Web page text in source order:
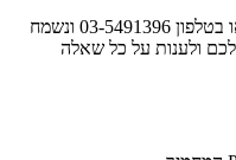
כמובן! אתם מוזמנים לפנות אלינו במייל או בטלפון 03-5491396 ונשמח
ולענות על כל שאלה